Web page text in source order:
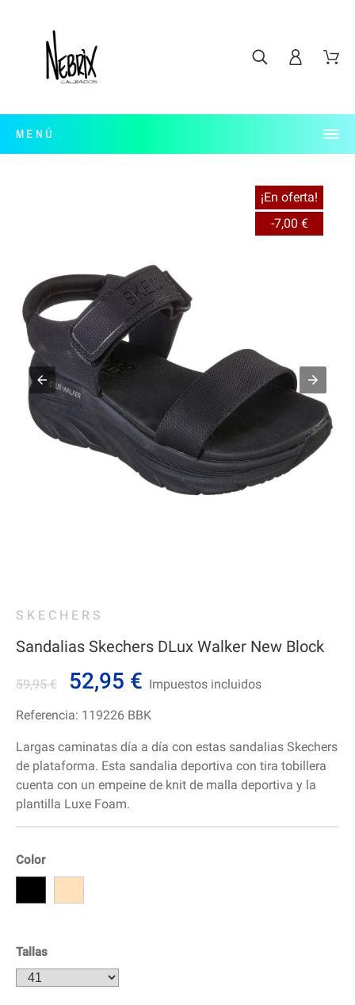
MENÚ
¡En oferta!
-7,00 €
SKECHERS
Sandalias Skechers DLux Walker New Block
59,95 € 52,95 € Impuestos incluidos
Referencia: 119226 BBK
Largas caminatas día a día con estas sandalias Skechers
de plataforma. Esta sandalia deportiva con tira tobillera
cuenta con un empeine de knit de malla deportiva y la
plantilla Luxe Foam.
Color
Tallas